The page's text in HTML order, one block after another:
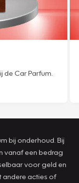
de Car Parfum.
bij onderhoud. Bij
vanaf een bedrag
voor geld en
andere acties of